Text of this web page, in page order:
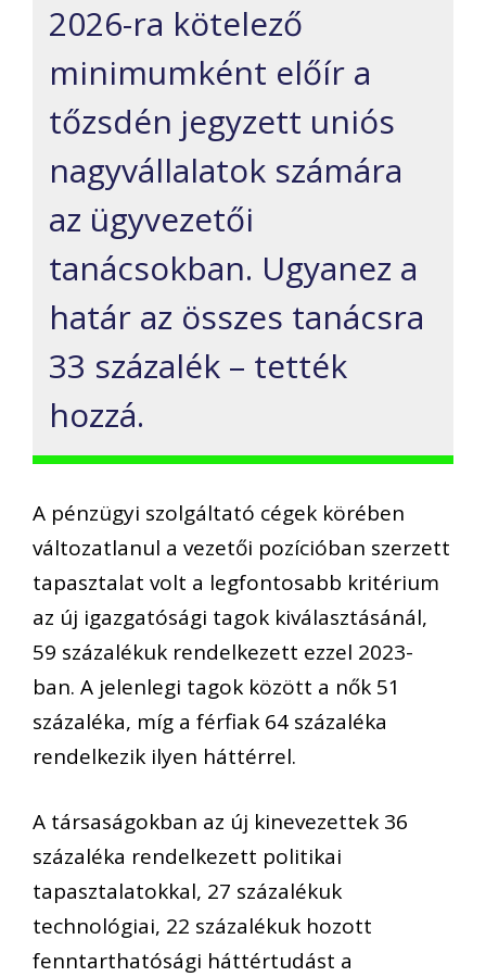
2026-ra kötelező
minimumként előír a
tőzsdén jegyzett uniós
nagyvállalatok számára
az ügyvezetői
tanácsokban. Ugyanez a
határ az összes tanácsra
33 százalék – tették
hozzá.
A pénzügyi szolgáltató cégek körében
változatlanul a vezetői pozícióban szerzett
tapasztalat volt a legfontosabb kritérium
az új igazgatósági tagok kiválasztásánál,
59 százalékuk rendelkezett ezzel 2023-
ban. A jelenlegi tagok között a nők 51
százaléka, míg a férfiak 64 százaléka
rendelkezik ilyen háttérrel.
A társaságokban az új kinevezettek 36
százaléka rendelkezett politikai
tapasztalatokkal, 27 százalékuk
technológiai, 22 százalékuk hozott
fenntarthatósági háttértudást a